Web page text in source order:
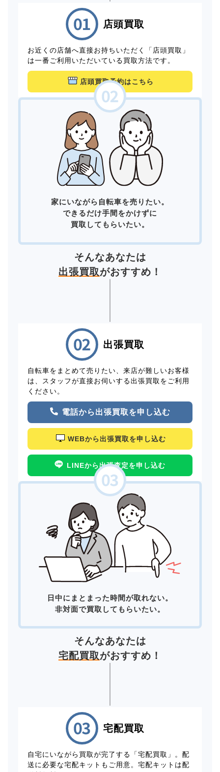
店頭買取
お近くの店舗へ直接お持ちいただく「店頭買取」
は一番ご利用いただいている買取方法です。
店頭買取予約はこちら
家にいながら自転車を売りたい。
できるだけ手間をかけずに
買取してもらいたい。
そんなあなたは
出張買取がおすすめ！
出張買取
自転車をまとめて売りたい、来店が難しいお客様
は、スタッフが直接お伺いする出張買取をご利用
ください。
電話から出張買取を申し込む
WEBから出張買取を申し込む
LINEから出張査定を申し込む
日中にまとまった時間が取れない。
非対面で買取してもらいたい。
そんなあなたは
宅配買取がおすすめ！
宅配買取
自宅にいながら買取が完了する「宅配買取」。配
送に必要な宅配キットもご用意。宅配キットは配